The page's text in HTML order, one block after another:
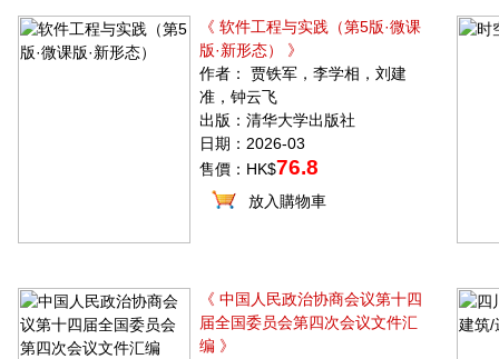
《 软件工程与实践（第5版·微课
版·新形态） 》
作者： 贾铁军，李学相，刘建
准，钟云飞
出版：清华大学出版社
日期：2026-03
售價：HK$76.8
放入購物車
《 中国人民政治协商会议第十四
届全国委员会第四次会议文件汇
编 》